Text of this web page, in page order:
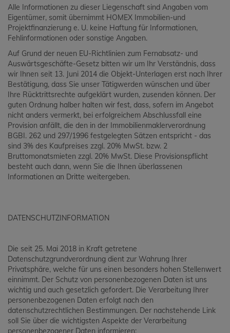
Alle Informationen zu dieser Liegenschaft sind Angaben vom
Eigentümer, somit übernimmt HOMEX Immobilien-und
Projektfinanzierung e. U. keine Haftung für Informationen,
Fehlinformationen oder sonstige Angaben.
Auf Grund der neuen EU-Richtlinien zum Fernabsatz- und
Auswärtsgeschäfte-Gesetz bitten wir um Ihr Verständnis, dass
wir Ihnen seit 13. Juni 2014 die Objekt-Unterlagen erst nach Ihrer
Bestätigung, dass Sie unser Tätigwerden wünschen und über
Ihre Rücktrittsrechte aufgeklärt wurden, zusenden können. Der
guten Ordnung halber halten wir fest, dass, sofern im Angebot
nicht anders vermerkt, bei erfolgreichem Abschlussfall eine
Provision anfällt, die den in der Immobilienmaklerverordnung
BGBI. 262 und 297/1996 festgelegten Sätzen entspricht - das
sind 3% des Kaufpreises zzgl. 20% MwSt. bzw. 2
Bruttomonatsmieten zzgl. 20% MwSt. Diese Provisionspflicht
besteht auch dann, wenn Sie die Ihnen überlassenen
Informationen an Dritte weitergeben.
DATENSCHUTZINFORMATION
Die seit 25. Mai 2018 in Kraft getretene
Datenschutzgrundverordnung dient zur Wahrung Ihrer
Privatsphäre, welche für uns einen besonders hohen Stellenwert
einnimmt. Der Schutz von personenbezogenen Daten ist uns
wichtig und auch gesetzlich gefordert. Die Verarbeitung Ihrer
personenbezogenen Daten erfolgt nach den
datenschutzrechtlichen Bestimmungen. Der nachstehende Link
soll Sie über die wichtigsten Aspekte der Verarbeitung